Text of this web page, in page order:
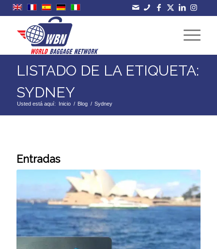
LISTADO DE LA ETIQUETA:
SYDNEY
Usted está aquí: Inicio / Blog / Sydney
Entradas